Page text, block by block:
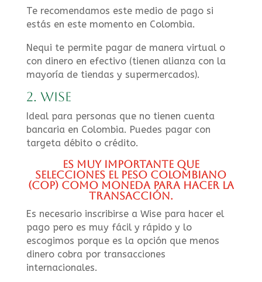
Te recomendamos este medio de pago si
estás en este momento en Colombia.
Nequi te permite pagar de manera virtual o
con dinero en efectivo (tienen alianza con la
mayoría de tiendas y supermercados).
2. wise
Ideal para personas que no tienen cuenta
bancaria en Colombia. Puedes pagar con
targeta débito o crédito.
Es muy importante que
selecciones el Peso Colombiano
(COP) como moneda para hacer la
transacción.
Es necesario inscribirse a Wise para hacer el
pago pero es muy fácil y rápido y lo
escogimos porque es la opción que menos
dinero cobra por transacciones
internacionales.